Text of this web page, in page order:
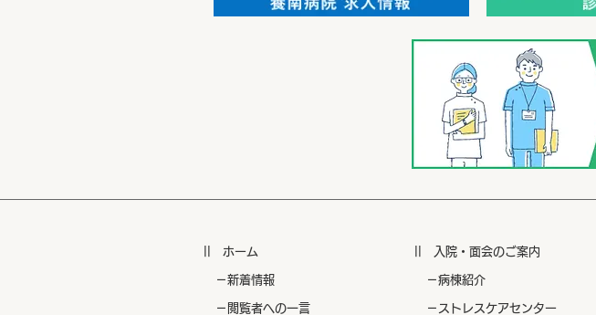
|| ​ホーム
​ －新着情報
​ －閲覧者への一言
|| ​入院・面会のご案内
​ －病棟紹介
​ －ストレスケアセンター